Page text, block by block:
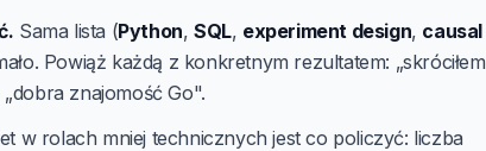
Sama lista (Python,SQL, experiment design, causal
Powiąż każdą z konkretnym rezultatem: „skróciłem
znajomość Go".
w rolach mniej technicznych jest co policzyć: liczba